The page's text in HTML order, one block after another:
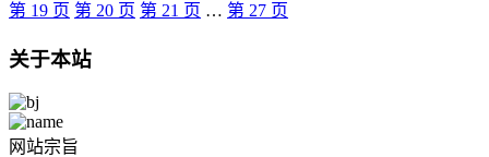
第 19 页 第 20 页 第 21 页 … 第 27 页
关于本站
网站宗旨